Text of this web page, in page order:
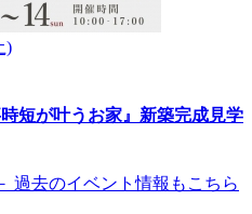
)
短が叶うお家』新築完成見学